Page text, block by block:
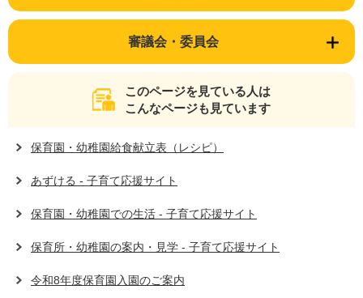
審議会・委員会
このページを見ている人は
こんなページも見ています
保育園・幼稚園給食献立表（レシピ）
あずける - 子育て応援サイト
保育園・幼稚園での生活 - 子育て応援サイト
保育所・幼稚園の案内・見学 - 子育て応援サイト
令和8年度保育園入園のご案内